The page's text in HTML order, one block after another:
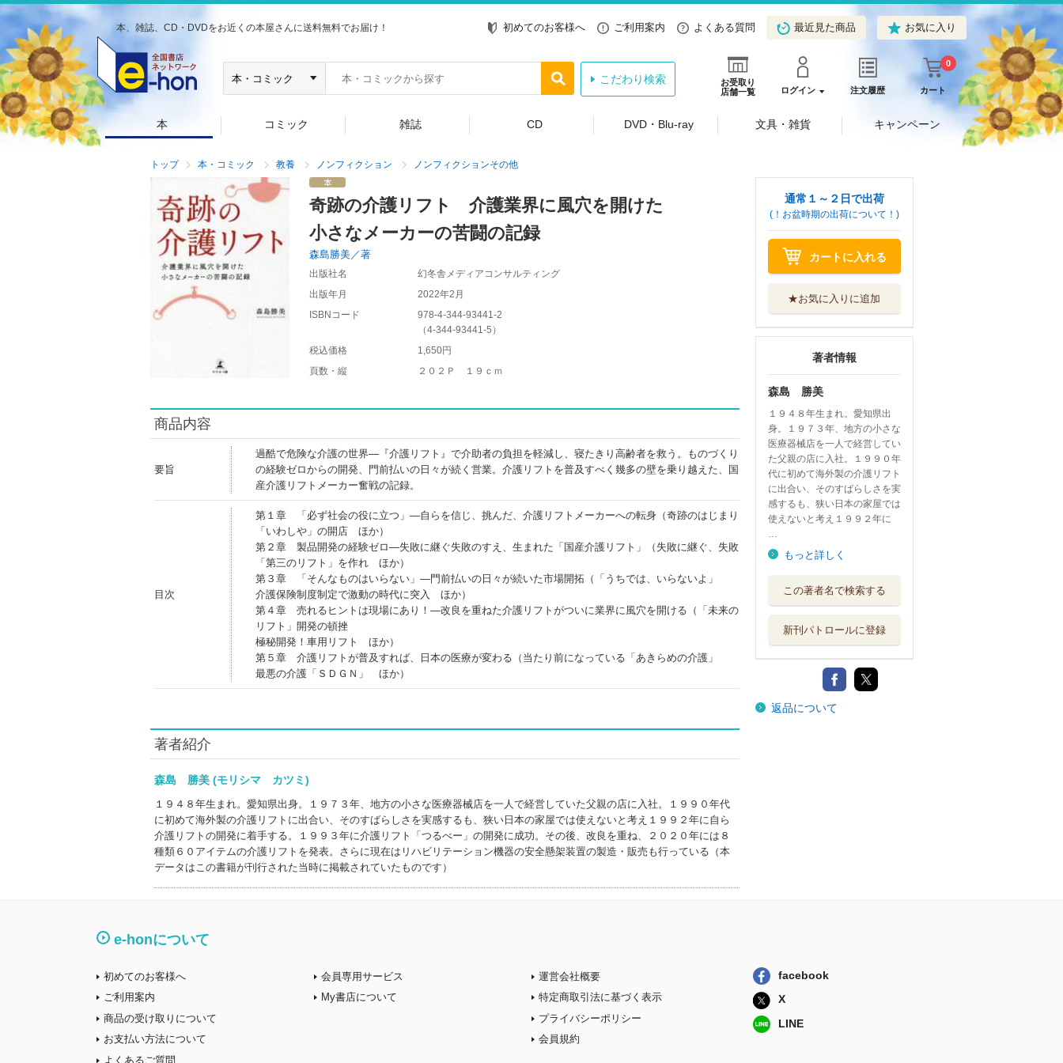
本、雑誌、CD・DVDをお近くの本屋さんに送料無料でお届け！ 初めてのお客様へ ご利用案内 よくある質問 最近見た商品 お気に入り
お受取り
店舗一覧
ログイン 注文履歴 カート
0
こだわり検索
本 コミック 雑誌 CD DVD・Blu-ray 文具・雑貨 キャンペーン
トップ 本・コミック 教養 ノンフィクション ノンフィクションその他
奇跡の介護リフト 介護業界に風穴を開けた
小さなメーカーの苦闘の記録
森島勝美／著
出版社名
幻冬舎メディアコンサルティング
出版年月
2022年2月
ISBNコード
978-4-344-93441-2
（4-344-93441-5 ）
税込価格
1,650円
頁数・縦
２０２Ｐ １９ｃｍ
商品内容
要旨
過酷で危険な介護の世界―『介護リフト』で介助者の負担を軽減し、寝たきり高齢者を救う。ものづくり
の経験ゼロからの開発、門前払いの日々が続く営業。介護リフトを普及すべく幾多の壁を乗り越えた、国
産介護リフトメーカー奮戦の記録。
目次
第１章 「必ず社会の役に立つ」―自らを信じ、挑んだ、介護リフトメーカーへの転身（奇跡のはじまり
「いわしや」の開店 ほか）
第２章 製品開発の経験ゼロ―失敗に継ぐ失敗のすえ、生まれた「国産介護リフト」（失敗に継ぐ、失敗
「第三のリフト」を作れ ほか）
第３章 「そんなものはいらない」―門前払いの日々が続いた市場開拓（「うちでは、いらないよ」
介護保険制度制定で激動の時代に突入 ほか）
第４章 売れるヒントは現場にあり！―改良を重ねた介護リフトがついに業界に風穴を開ける（「未来の
リフト」開発の頓挫
極秘開発！車用リフト ほか）
第５章 介護リフトが普及すれば、日本の医療が変わる（当たり前になっている「あきらめの介護」
最悪の介護「ＳＤＧＮ」 ほか）
著者紹介
森島 勝美 (モリシマ カツミ)
１９４８年生まれ。愛知県出身。１９７３年、地方の小さな医療器械店を一人で経営していた父親の店に入社。１９９０年代
に初めて海外製の介護リフトに出合い、そのすばらしさを実感するも、狭い日本の家屋では使えないと考え１９９２年に自ら
介護リフトの開発に着手する。１９９３年に介護リフト「つるべー」の開発に成功。その後、改良を重ね、２０２０年には８
種類６０アイテムの介護リフトを発表。さらに現在はリハビリテーション機器の安全懸架装置の製造・販売も行っている（本
データはこの書籍が刊行された当時に掲載されていたものです）
通常１～２日で出荷
(！お盆時期の出荷について！)
カートに入れる
★お気に入りに追加
著者情報
森島 勝美
１９４８年生まれ。愛知県出
身。１９７３年、地方の小さな
医療器械店を一人で経営してい
た父親の店に入社。１９９０年
代に初めて海外製の介護リフト
に出合い、そのすばらしさを実
感するも、狭い日本の家屋では
使えないと考え１９９２年に
…
もっと詳しく
この著者名で検索する
新刊パトロールに登録
返品について
e-honについて
初めてのお客様へ
ご利用案内
商品の受け取りについて
お支払い方法について
よくあるご質問
会員専用サービス
My書店について
運営会社概要
特定商取引法に基づく表示
プライバシーポリシー
会員規約
facebook
X
LINE